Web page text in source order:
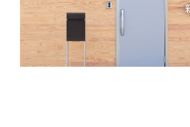
お知らせ /
人生設計 / LIFE PLAN